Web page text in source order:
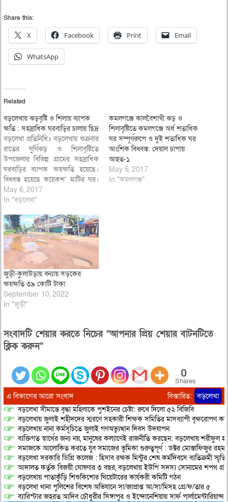
Share this:
X Facebook Print Email
WhatsApp
Related
বড়লেখায় ঝড়বৃষ্টি ও শিলায় ব্যাপক
ক্ষতি : সহস্রাধিক ঘরবাড়ির চালায় ছিদ্র
বড়লেখা প্রতিনিধি॥ বড়লেখায় শুক্রবার
রাতের ঘুর্ণিঝড় ও শিলাবৃষ্টিতে
উপজেলার বিভিন্ন গ্রামের সহস্রাধিক
ঘরবাড়ির ব্যাপক ক্ষয়ক্ষতি হয়েছে।
বিধ্বস্ত হয়েছে কয়েকশ’ মাটির ঘর।
শিলায় ঘরের চালায় বড় বড় ছিদ্রের
সৃষ্টি হওয়ায় অনেকেই বৃষ্টিতে ভিজে
উপড়ে পড়ে বিদ্যুৎ লাইন ল-ভন্ড হয়ে
গেছে। জানা গেছে, ৫ মে শুক্রবার
মধ্যরাতে…
May 6, 2017
In "বড়লেখা"
কমলগঞ্জে কালবৈশাখী ঝড় ও
শিলাবৃষ্টিতে কমলগঞ্জে অর্ধ শতাধিক
ঘর সম্পূর্ণরুপে ও দুই শতাধিক ঘর
আংশিক বিধ্বস্ত: দেয়াল চাপায়
আহত-১
May 6, 2017
In "কমলগঞ্জ"
জুড়ী-কুলাউড়ায় বন্যায় সড়কের
ক্ষয়ক্ষতি ৩৯ কোটি টাকা
September 10, 2022
In "জুড়ী"
সংবাদটি শেয়ার করতে নিচের “আপনার প্রিয় শেয়ার বাটনটিতে
ক্লিক করুন”
0
Shares
এ বিভাগের আরো সংবাদ বিস্তারিত: বড়লেখা
বড়লেখা সীমান্তে বৃদ্ধা মহিলাকে পুশইনের চেষ্টা: রুখে দিলো ৫২ বিজিবি
বড়লেখায় জুলাই শহীদদের স্মরণে সহকারী শিক্ষক সমিতির মাসব্যাপী বৃক্ষরোপণ
বড়লেখায় নানা কর্মসূচিতে জুলাই গণঅভ্যুত্থান দিবস উদযাপন
ব্যক্তিগত স্বার্থের জন্য নয়, মানুষের কল্যাণেই রাজনীতি করছেন: বড়লেখায় শরীফুল
সমাজকে আলোকিত করতে যুব সমাজের ভূমিকা গুরুত্বপূর্ণ : ডক্টর মোস্তাফিজুর
বড়লেখা সরকারি ডিগ্রি কলেজ : হিসাব রক্ষক মিন্টুর শেষ কর্মদিবসে ব্যতিক্রমী
আদালত কর্তৃক বিজয়ী ঘোষণার ৩ বছর, বড়লেখায় ইউপি সদস্য সোনামের শপথ
বড়লেখায় পাতাকুঁড়ি শিশুকিশোর থিয়েটারের কার্যকরী কমিটি গঠন
বড়লেখা থানা পুলিশের বিশেষ অভিযানে সা/জাপ্রাপ্ত আ/সা/মিসহ গ্রে/ফ/তার ৫
ব্যারিস্টার জহরত আদিব চৌধুরীর সিঙ্গাপুর ও ইন্দোনেশিয়ায় সার্ফ পার্লামেন্টারিয়ান্স